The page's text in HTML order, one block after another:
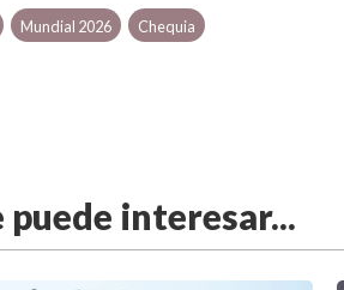
Mundial 2026 Chequia
puede interesar...